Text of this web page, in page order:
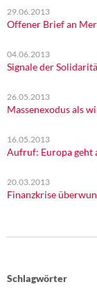
29.06.2013
Offener Brief an
04.06.2013
Signale der
26.05.2013
Massenexodus als
16.05.2013
Aufruf: Europa geht
20.03.2013
Finanzkrise
Schlagwörter